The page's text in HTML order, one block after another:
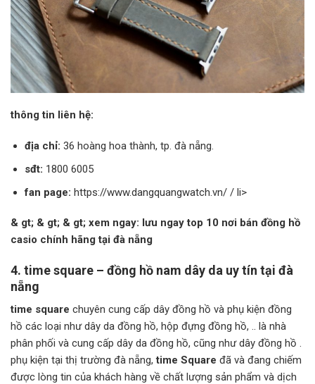
thông tin liên hệ:
địa chỉ: 36 hoàng hoa thành, tp. đà nẵng.
sđt: 1800 6005
fan page: https://www.dangquangwatch.vn/ / li>
& gt; & gt; & gt; xem ngay: lưu ngay top 10 nơi bán đồng hồ
casio chính hãng tại đà nẵng
4. time square – đồng hồ nam dây da uy tín tại đà
nẵng
time square chuyên cung cấp dây đồng hồ và phụ kiện đồng
hồ các loại như dây da đồng hồ, hộp đựng đồng hồ, .. là nhà
phân phối và cung cấp dây da đồng hồ, cũng như dây đồng hồ .
phụ kiện tại thị trường đà nẵng,time Square đã và đang chiếm
được lòng tin của khách hàng về chất lượng sản phẩm và dịch